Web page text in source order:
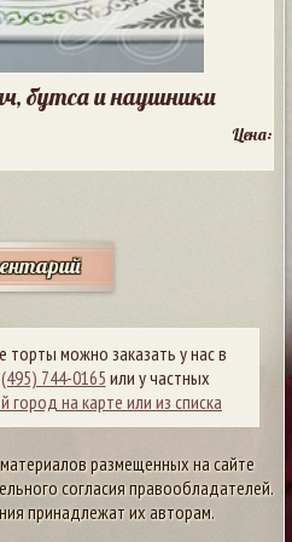
бутса и наушники
Цена:
торты можно заказать у нас в
744-0165 или у частных
город на карте или из списка
размещенных на сайте
согласия правообладателей.
принадлежат их авторам.